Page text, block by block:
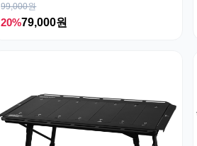
99,000원
20%79,000원